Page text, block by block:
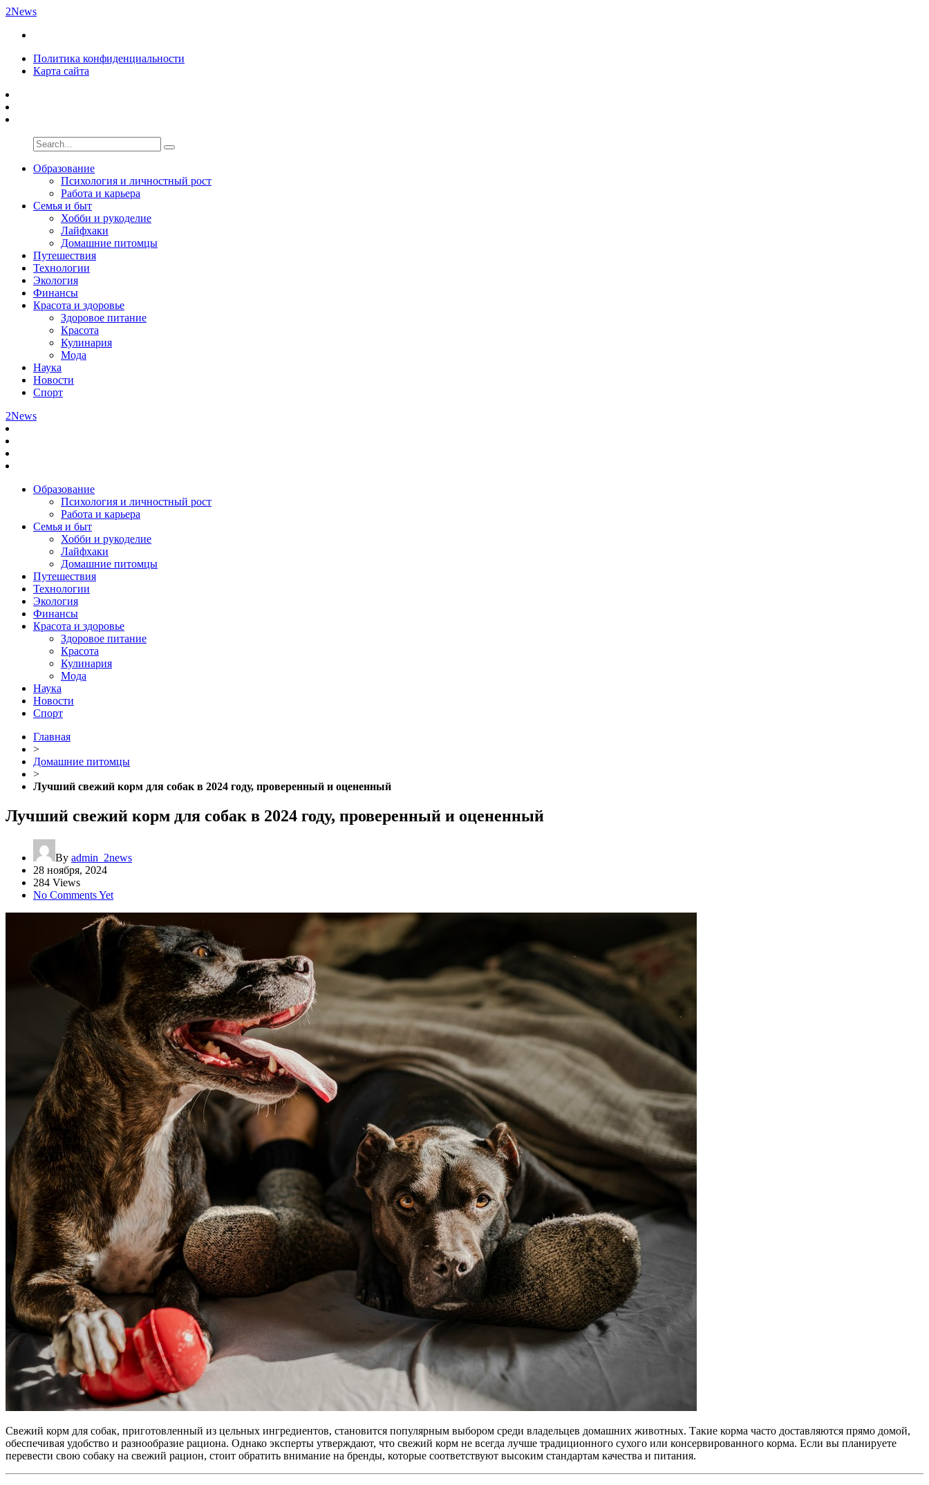
2News
Политика конфиденциальности
Карта сайта
Образование
Психология и личностный рост
Работа и карьера
Семья и быт
Хобби и рукоделие
Лайфхаки
Домашние питомцы
Путешествия
Технологии
Экология
Финансы
Красота и здоровье
Здоровое питание
Красота
Кулинария
Мода
Наука
Новости
Спорт
2News
Образование
Психология и личностный рост
Работа и карьера
Семья и быт
Хобби и рукоделие
Лайфхаки
Домашние питомцы
Путешествия
Технологии
Экология
Финансы
Красота и здоровье
Здоровое питание
Красота
Кулинария
Мода
Наука
Новости
Спорт
Главная
>
Домашние питомцы
>
Лучший свежий корм для собак в 2024 году, проверенный и оцененный
Лучший свежий корм для собак в 2024 году, проверенный и оцененный
By admin_2news
28 ноября, 2024
284 Views
No Comments Yet
Свежий корм для собак, приготовленный из цельных ингредиентов, становится популярным выбором среди владельцев домашних животных. Такие корма часто доставляются прямо домой,
обеспечивая удобство и разнообразие рациона. Однако эксперты утверждают, что свежий корм не всегда лучше традиционного сухого или консервированного корма. Если вы планируете
перевести свою собаку на свежий рацион, стоит обратить внимание на бренды, которые соответствуют высоким стандартам качества и питания.